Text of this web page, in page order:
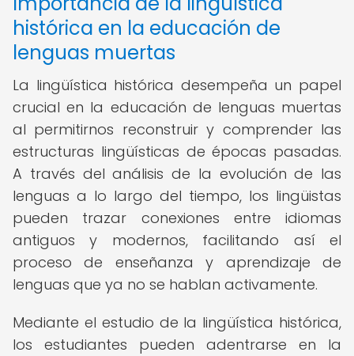
histórica en la educación de
lenguas muertas
La lingüística histórica desempeña un papel
crucial en la educación de lenguas muertas
al permitirnos reconstruir y comprender las
estructuras lingüísticas de épocas pasadas.
A través del análisis de la evolución de las
lenguas a lo largo del tiempo, los lingüistas
pueden trazar conexiones entre idiomas
antiguos y modernos, facilitando así el
proceso de enseñanza y aprendizaje de
lenguas que ya no se hablan activamente.
Mediante el estudio de la lingüística histórica,
los estudiantes pueden adentrarse en la